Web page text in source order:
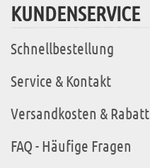
KUNDENSERVICE
Schnellbestellung
Service & Kontakt
Versandkosten & Rabatt
FAQ - Häufige Fragen